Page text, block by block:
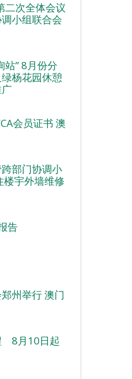
二次全体会议
小组联合会
站” 8月份分
杨花园休憩
会员证书 澳
部门协调小
楼宇外墙维修
告
州举行 澳门
8月10日起